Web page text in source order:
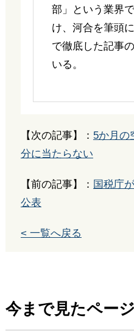
部」という業界
け、河合を筆頭
で徹底した記事
いる。
【次の記事】： 5か月の
分に当たらない
【前の記事】： 国税庁
公表
< 一覧へ戻る
今まで見たペー